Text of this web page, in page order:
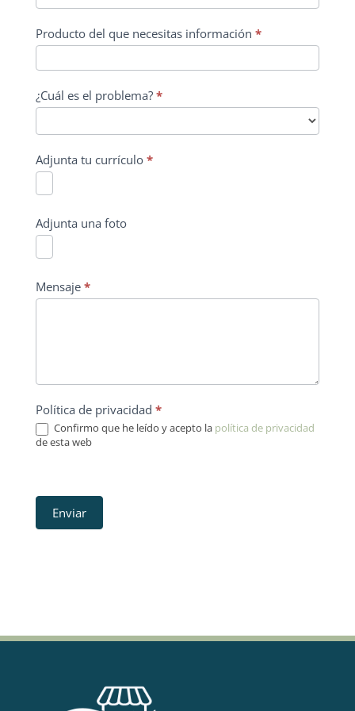
consulta
Producto del que necesitas información *
¿Cuál es el problema? *
Adjunta tu currículo *
Adjunta una foto
Mensaje *
Política de privacidad *
Confirmo que he leído y acepto la política de privacidad
de esta web
Enviar